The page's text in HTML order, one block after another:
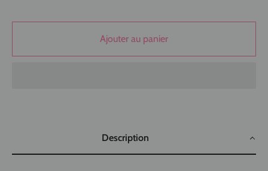
Ajouter au panier
Description